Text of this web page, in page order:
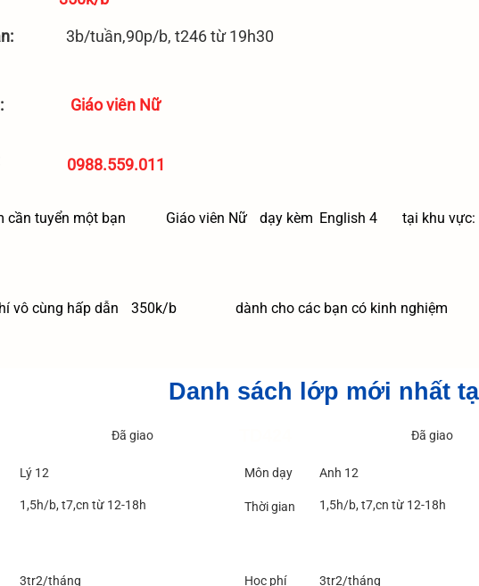
3b/tuần,90p/b, t246 từ 19h30
Giáo viên Nữ
0988.559.011
cần tuyển một bạn Giáo viên Nữ dạy kèm English 4 tại khu vực:
vô cùng hấp dẫn 350k/b dành cho các bạn có kinh nghiệm
Danh sách lớp mới nhất
Đã giao
Lý 12
1,5h/b, t7,cn từ 12-18h
3tr2/tháng
Đã giao
Môn dạy Anh 12
Thời gian 1,5h/b, t7,cn từ 12-18h
Học phí 3tr2/tháng